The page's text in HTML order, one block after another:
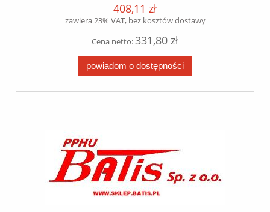
408,11 zł
zawiera 23% VAT, bez kosztów dostawy
Cena netto:331,80 zł
powiadom o dostępności